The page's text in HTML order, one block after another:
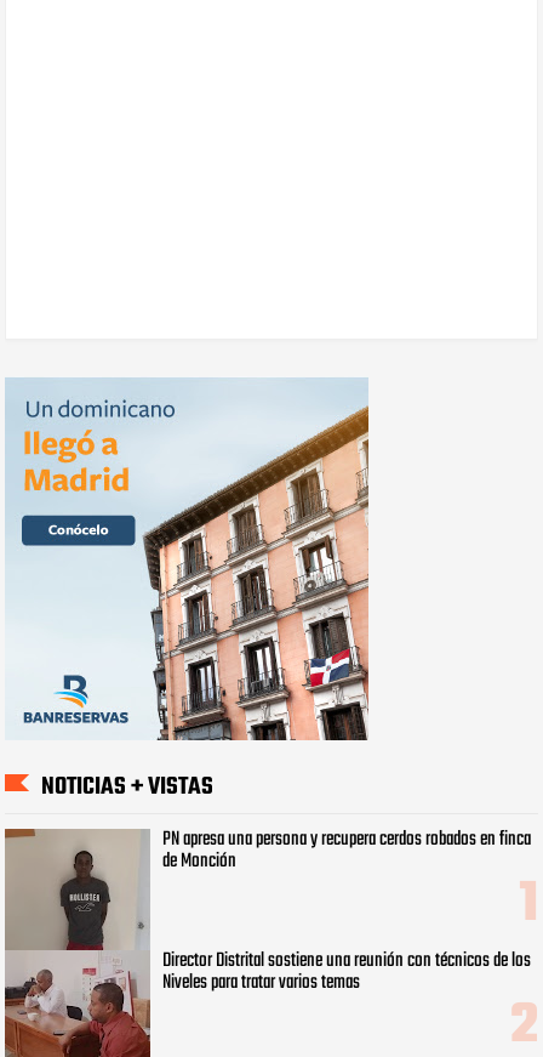
NOTICIAS + VISTAS
PN apresa una persona y recupera cerdos robados en finca
de Monción
Director Distrital sostiene una reunión con técnicos de los
Niveles para tratar varios temas